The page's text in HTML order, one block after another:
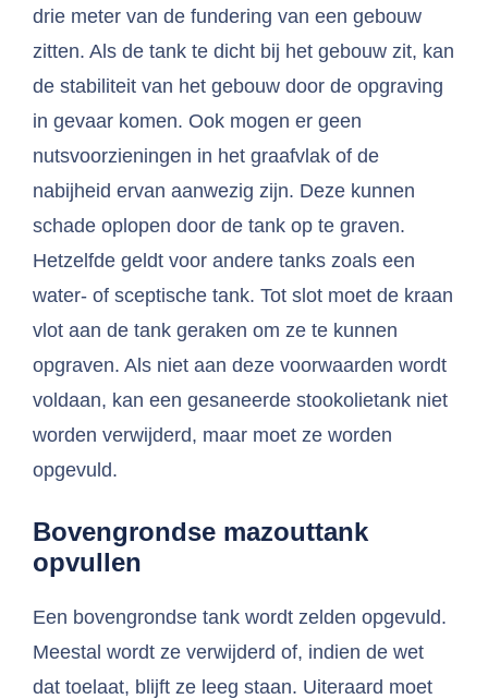
drie meter van de fundering van een gebouw
zitten. Als de tank te dicht bij het gebouw zit, kan
de stabiliteit van het gebouw door de opgraving
in gevaar komen. Ook mogen er geen
nutsvoorzieningen in het graafvlak of de
nabijheid ervan aanwezig zijn. Deze kunnen
schade oplopen door de tank op te graven.
Hetzelfde geldt voor andere tanks zoals een
water- of sceptische tank. Tot slot moet de kraan
vlot aan de tank geraken om ze te kunnen
opgraven. Als niet aan deze voorwaarden wordt
voldaan, kan een gesaneerde stookolietank niet
worden verwijderd, maar moet ze worden
opgevuld.
Bovengrondse mazouttank
opvullen
Een bovengrondse tank wordt zelden opgevuld.
Meestal wordt ze verwijderd of, indien de wet
dat toelaat, blijft ze leeg staan. Uiteraard moet